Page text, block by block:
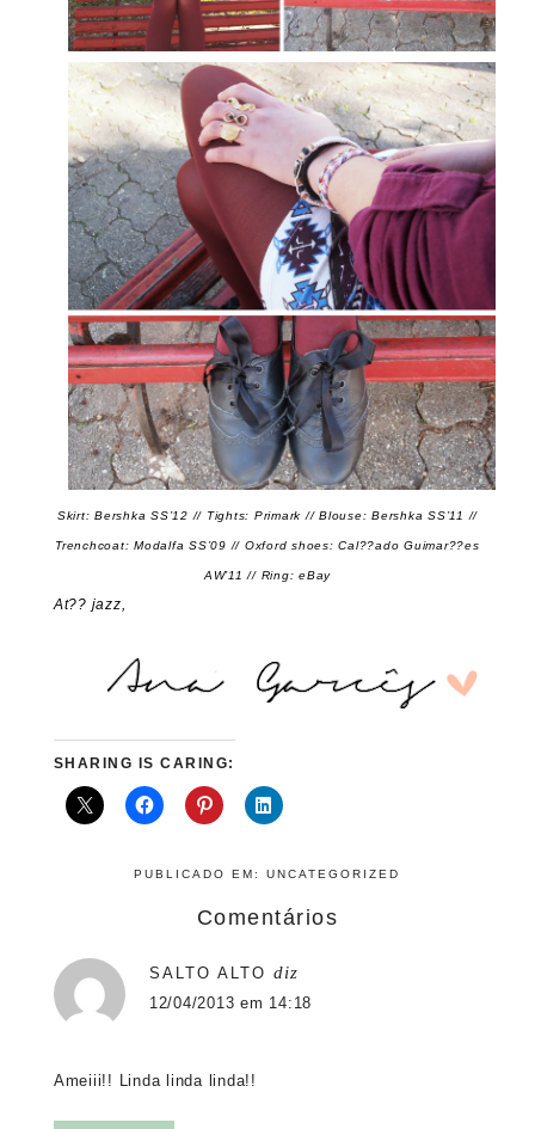
Skirt: Bershka SS’12 // Tights: Primark // Blouse: Bershka SS’11 //
Trenchcoat: Modalfa SS’09 // Oxford shoes: Cal??ado Guimar??es
AW’11 // Ring: eBay
At?? jazz,
SHARING IS CARING:
PUBLICADO EM:UNCATEGORIZED
Comentários
SALTO ALTO diz
12/04/2013 em 14:18
Ameiii!! Linda linda linda!!